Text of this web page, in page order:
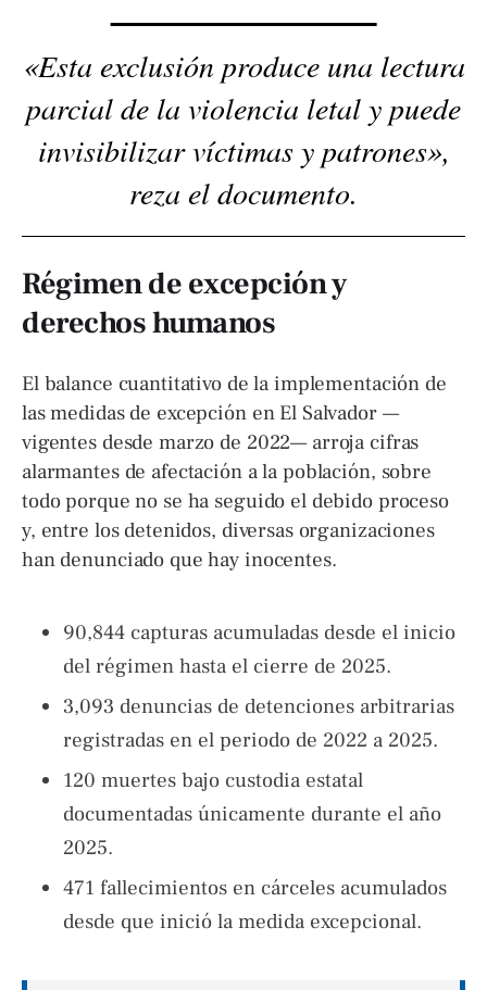
«Esta exclusión produce una lectura
parcial de la violencia letal y puede
invisibilizar víctimas y patrones»,
reza el documento.
Régimen de excepción y
derechos humanos
El balance cuantitativo de la implementación de
las medidas de excepción en El Salvador —
vigentes desde marzo de 2022— arroja cifras
alarmantes de afectación a la población, sobre
todo porque no se ha seguido el debido proceso
y, entre los detenidos, diversas organizaciones
han denunciado que hay inocentes.
90,844 capturas acumuladas desde el inicio
del régimen hasta el cierre de 2025.
3,093 denuncias de detenciones arbitrarias
registradas en el periodo de 2022 a 2025.
120 muertes bajo custodia estatal
documentadas únicamente durante el año
2025.
471 fallecimientos en cárceles acumulados
desde que inició la medida excepcional.